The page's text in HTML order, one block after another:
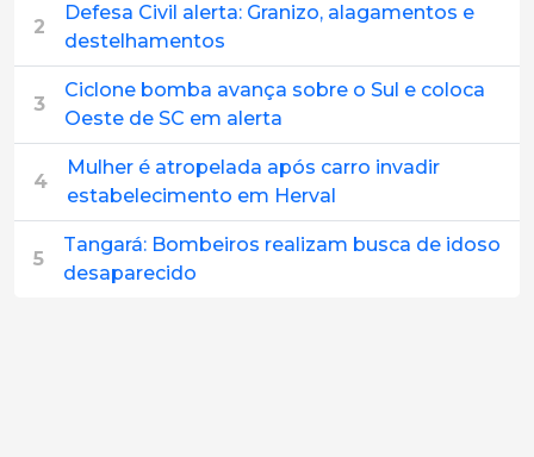
2
Defesa Civil alerta: Granizo, alagamentos e
destelhamentos
3
Ciclone bomba avança sobre o Sul e coloca
Oeste de SC em alerta
4
Mulher é atropelada após carro invadir
estabelecimento em Herval
5
Tangará: Bombeiros realizam busca de idoso
desaparecido